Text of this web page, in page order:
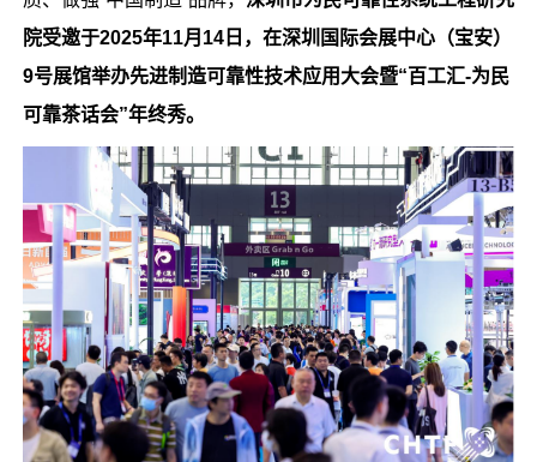
院受邀于2025年11月14日， 在深圳国际会展中心（宝安）
9号展馆举办先进制造可靠性技术应用大会暨“百工汇-为民
可靠茶话会”年终秀。